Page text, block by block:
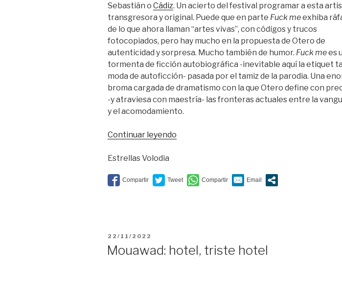
Sebastián o Cádiz. Un acierto del festival programar a esta
transgresora y original. Puede que en parte Fuck meexhiba
de lo que ahora llaman “artes vivas”, con códigos y trucos
fotocopiados, pero hay mucho en la propuesta de Otero de
autenticidad y sorpresa. Mucho también de humor. Fuck mees
tormenta de ficción autobiográfica -inevitable aquí la etiquet
moda de autoficción- pasada por el tamiz de la parodia. Una
broma cargada de dramatismo con la que Otero define con
-y atraviesa con maestría- las fronteras actuales entre la
y el acomodamiento.
Continuar leyendo
mentiras
Estrellas Volodia
PUBLICADO
22/11/2022
Mouawad: hotel, triste hotel